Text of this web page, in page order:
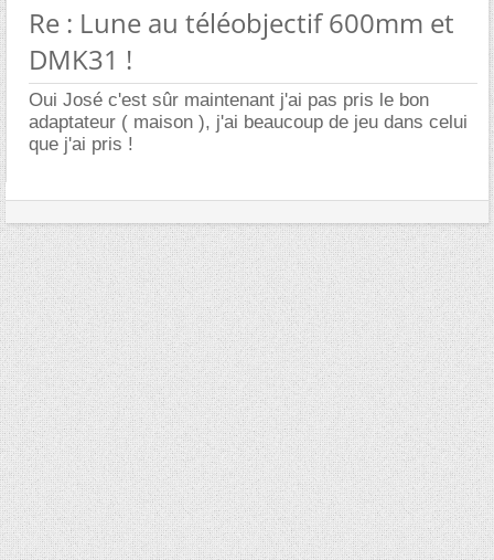
Re : Lune au téléobjectif 600mm et
DMK31 !
Oui José c'est sûr maintenant j'ai pas pris le bon
adaptateur ( maison ), j'ai beaucoup de jeu dans celui
que j'ai pris !